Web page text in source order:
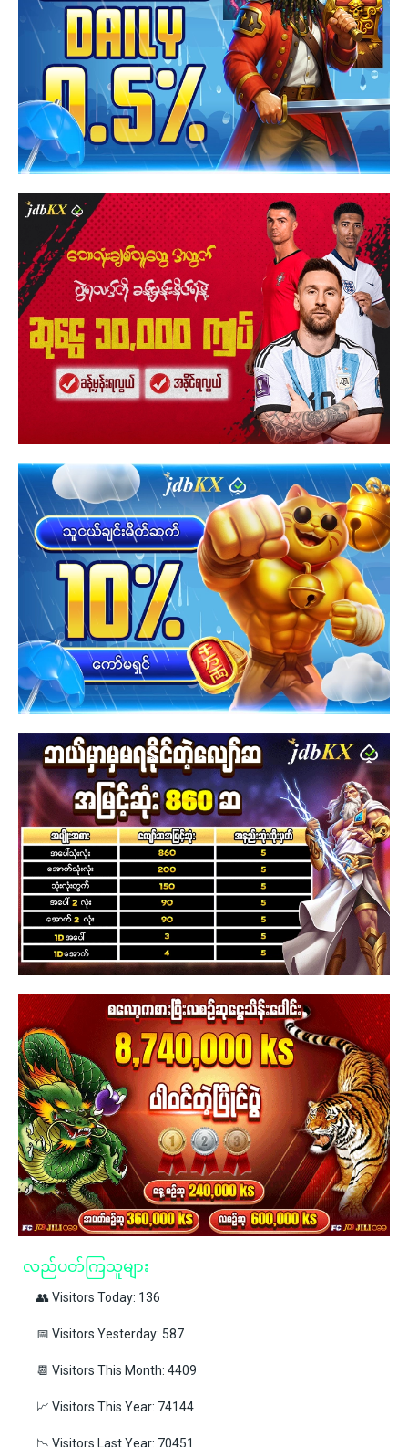
လည်ပတ်ကြသူများ
👥 Visitors Today: 136
📅 Visitors Yesterday: 587
📆 Visitors This Month: 4409
📈 Visitors This Year: 74144
📉 Visitors Last Year: 70451